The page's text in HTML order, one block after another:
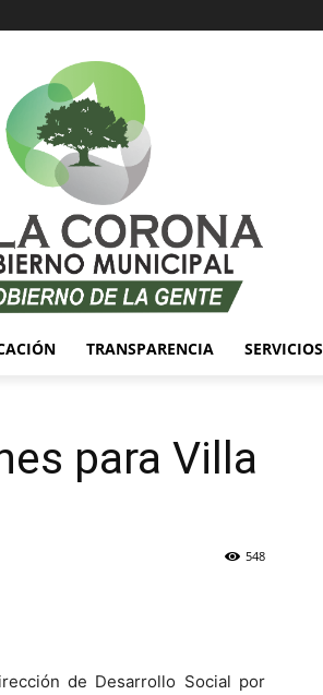
TRANSPARENCIA SERVICIOS
para Villa
548
de Desarrollo Social por